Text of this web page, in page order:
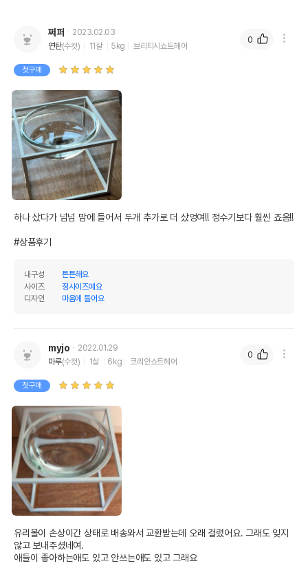
쩌퍼
2023.02.03
연탄(수컷) 11살 5kg 브리티시쇼트헤어
첫구매
하나 샀다가 넘넘 맘에 들어서 두개 추가로 더 샀엉여!! 정수기보다 훨씬 죠음!!
#상품후기
내구성
튼튼해요
사이즈
정사이즈예요
디자인
마음에 들어요
0
myjo
2022.01.29
마루(수컷) 1살 6kg 코리안쇼트헤어
첫구매
유리볼이 손상이간 상태로 배송와서 교환받는데 오래 걸렸어요. 그래도 잊지
않고 보내주셨네여.
애들이 좋아하는애도 있고 안쓰는애도 있고 그래요
0